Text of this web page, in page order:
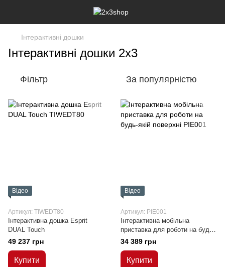
Інтерактивні дошки
Інтерактивні дошки 2х3
Фільтр За популярністю
Відео
Артикул: TIWEDT80
Інтерактивна дошка Esprit
DUAL Touch
49 237 грн
Купити
Відео
Артикул: PIE001
Інтерактивна мобільна
приставка для роботи на будь-
якій поверхні
34 389 грн
Купити